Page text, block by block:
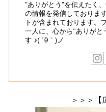
"ありがとう"を伝えたく
の情報を発信しておりま
トが含まれております。
一人に、心から"ありが
す ♪( ´θ｀)ノ
＞＞＞【